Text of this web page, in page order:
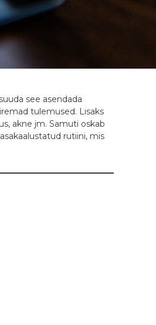
see asendada
tulemused. Lisaks
akne jm. Samuti oskab
rutiini, mis